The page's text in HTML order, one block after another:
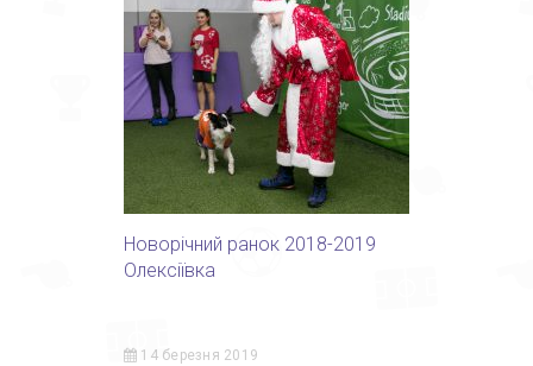
Новорічний ранок 2018-2019
Олексіївка
14 березня 2019